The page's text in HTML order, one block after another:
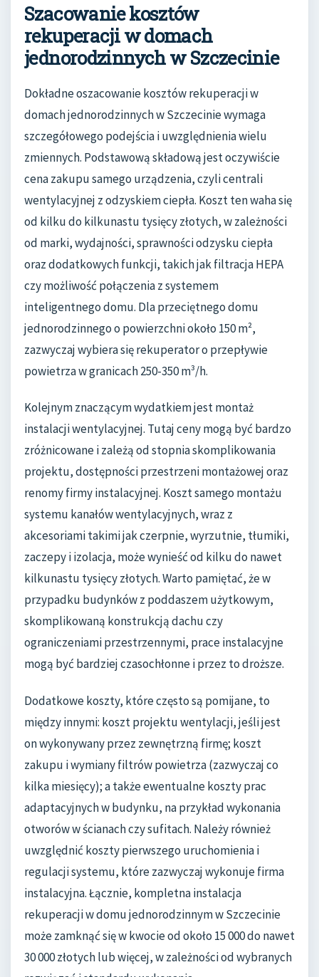
Szacowanie kosztów
rekuperacji w domach
jednorodzinnych w Szczecinie
Dokładne oszacowanie kosztów rekuperacji w
domach jednorodzinnych w Szczecinie wymaga
szczegółowego podejścia i uwzględnienia wielu
zmiennych. Podstawową składową jest oczywiście
cena zakupu samego urządzenia, czyli centrali
wentylacyjnej z odzyskiem ciepła. Koszt ten waha się
od kilku do kilkunastu tysięcy złotych, w zależności
od marki, wydajności, sprawności odzysku ciepła
oraz dodatkowych funkcji, takich jak filtracja HEPA
czy możliwość połączenia z systemem
inteligentnego domu. Dla przeciętnego domu
jednorodzinnego o powierzchni około 150 m²,
zazwyczaj wybiera się rekuperator o przepływie
powietrza w granicach 250-350 m³/h.
Kolejnym znaczącym wydatkiem jest montaż
instalacji wentylacyjnej. Tutaj ceny mogą być bardzo
zróżnicowane i zależą od stopnia skomplikowania
projektu, dostępności przestrzeni montażowej oraz
renomy firmy instalacyjnej. Koszt samego montażu
systemu kanałów wentylacyjnych, wraz z
akcesoriami takimi jak czerpnie, wyrzutnie, tłumiki,
zaczepy i izolacja, może wynieść od kilku do nawet
kilkunastu tysięcy złotych. Warto pamiętać, że w
przypadku budynków z poddaszem użytkowym,
skomplikowaną konstrukcją dachu czy
ograniczeniami przestrzennymi, prace instalacyjne
mogą być bardziej czasochłonne i przez to droższe.
Dodatkowe koszty, które często są pomijane, to
między innymi: koszt projektu wentylacji, jeśli jest
on wykonywany przez zewnętrzną firmę; koszt
zakupu i wymiany filtrów powietrza (zazwyczaj co
kilka miesięcy); a także ewentualne koszty prac
adaptacyjnych w budynku, na przykład wykonania
otworów w ścianach czy sufitach. Należy również
uwzględnić koszty pierwszego uruchomienia i
regulacji systemu, które zazwyczaj wykonuje firma
instalacyjna. Łącznie, kompletna instalacja
rekuperacji w domu jednorodzinnym w Szczecinie
może zamknąć się w kwocie od około 15 000 do nawet
30 000 złotych lub więcej, w zależności od wybranych